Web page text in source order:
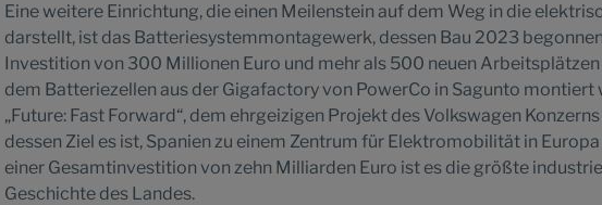
Eine weitere Einrichtung, die einen Meilenstein auf dem Weg in die
darstellt, ist das Batteriesystemmontagewerk, dessen Bau 2023
Investition von 300 Millionen Euro und mehr als 500 neuen Arbeitsplätzen
dem Batteriezellen aus der Gigafactory von PowerCo in Sagunto montiert
„Future: Fast Forward“, dem ehrgeizigen Projekt des Volkswagen Konzerns
dessen Ziel es ist, Spanien zu einem Zentrum für Elektromobilität in
einer Gesamtinvestition von zehn Milliarden Euro ist es die größte
Geschichte des Landes.